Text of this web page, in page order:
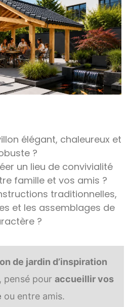
élégant, chaleureux et
?
un lieu de convivialité
famille et vos amis ?
traditionnelles,
et les assemblages de
?
de jardin d’inspiration
pensé pour accueillir vos
ou entre amis.